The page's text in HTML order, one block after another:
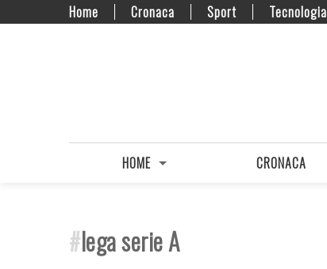
Home Cronaca Sport Tecnologia
HOME CRONACA
#lega serie A